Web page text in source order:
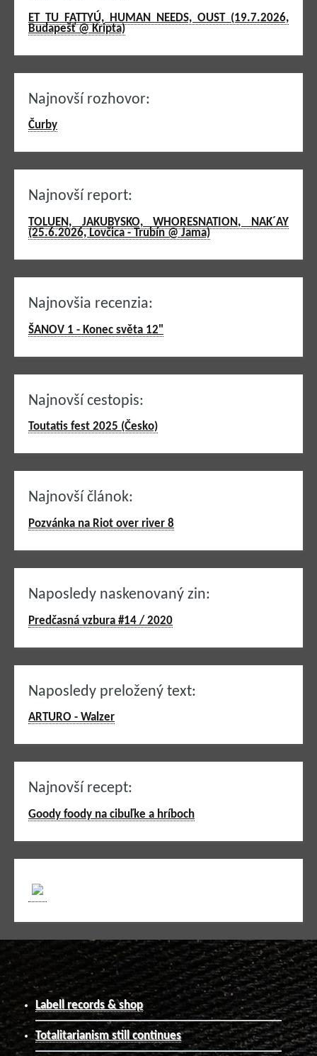
ET TU FATTYÚ, HUMAN NEEDS, OUST (19.7.2026,
Budapešť @ Kripta)
Najnovší rozhovor:
Čurby
Najnovší report:
TOLUEN, JAKUBYSKO, WHORESNATION, NAK´AY
(25.6.2026, Lovčica - Trubín @ Jama)
Najnovšia recenzia:
ŠANOV 1 - Konec světa 12"
Najnovší cestopis:
Toutatis fest 2025 (Česko)
Najnovší článok:
Pozvánka na Riot over river 8
Naposledy naskenovaný zin:
Predčasná vzbura #14 / 2020
Naposledy preložený text:
ARTURO - Walzer
Najnovší recept:
Goody foody na cibuľke a hríboch
Labell records & shop
Totalitarianism still continues